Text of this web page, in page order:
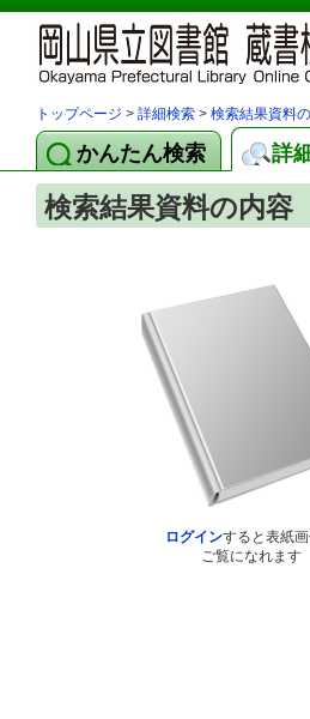
トップページ > 詳細検索 > 検索結果資料
かんたん検索 詳
検索結果資料の内容
ログインすると表紙
ご覧になれます